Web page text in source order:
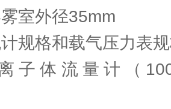
室外径35mm
规格和载气压力表
体流量计（